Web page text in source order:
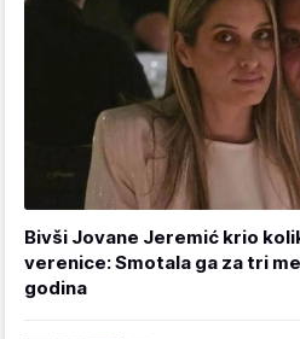
Bivši Jovane Jeremić krio
verenice: Smotala ga za tri
godina